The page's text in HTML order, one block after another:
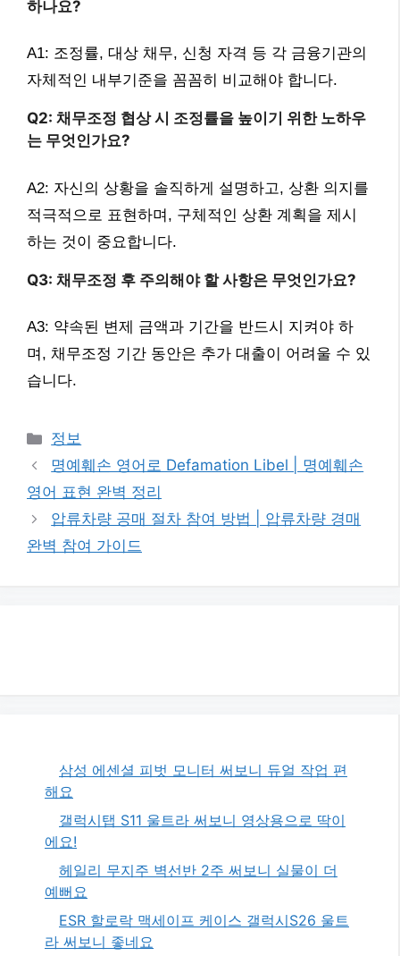
하나요?
A1: 조정률, 대상 채무, 신청 자격 등 각 금융기관의
자체적인 내부기준을 꼼꼼히 비교해야 합니다.
Q2: 채무조정 협상 시 조정률을 높이기 위한 노하우
는 무엇인가요?
A2: 자신의 상황을 솔직하게 설명하고, 상환 의지를
적극적으로 표현하며, 구체적인 상환 계획을 제시
하는 것이 중요합니다.
Q3: 채무조정 후 주의해야 할 사항은 무엇인가요?
A3: 약속된 변제 금액과 기간을 반드시 지켜야 하
며, 채무조정 기간 동안은 추가 대출이 어려울 수 있
습니다.
카
테
리
정보
명예훼손 영어로 Defamation Libel | 명예훼손
영어 표현 완벽 정리
압류차량 공매 절차 참여 방법 | 압류차량 경매
완벽 참여 가이드
삼성 에센셜 피벗 모니터 써보니 듀얼 작업 편
해요
갤럭시탭 S11 울트라 써보니 영상용으로 딱이
에요!
헤일리 무지주 벽선반 2주 써보니 실물이 더
예뻐요
ESR 할로락 맥세이프 케이스 갤럭시S26 울트
라 써보니 좋네요